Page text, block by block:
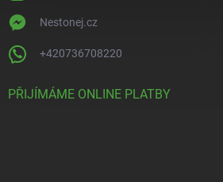
Nestonej.cz
+420736708220
PŘIJÍMÁME ONLINE PLATBY